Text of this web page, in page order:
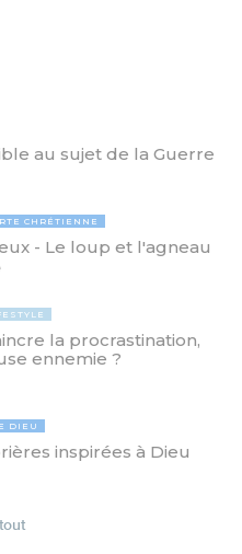
au sujet de la Guerre
CHRÉTIENNE
- Le loup et l'agneau
la procrastination,
ennemie ?
DIEU
inspirées à Dieu